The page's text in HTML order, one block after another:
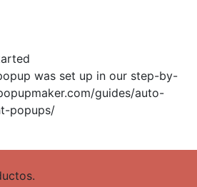
was set up in our step-by-
guides/auto-
popups/